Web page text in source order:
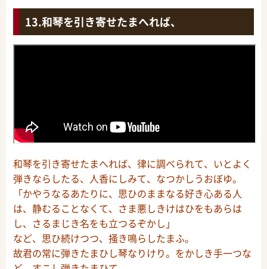
和琴を引き寄せたまへれば、
和琴を引き寄せたまへれば、律に調べられて、いとよく
弾きならしたる、人香にしみて、なつかしうおぼゆ。
「かやうなるあたりに、思ひのままなる好き心ある人
は、静むることなくて、さま悪しきけはひをもあらは
し、さるまじき名をも立つるぞかし」
など、思ひ続けつつ、掻き鳴らしたまふ。
故君の常に弾きたまひし琴なりけり。をかしき手一つな